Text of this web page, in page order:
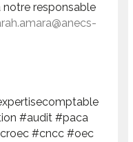
notre responsable
#audit #paca
#cncc #oec